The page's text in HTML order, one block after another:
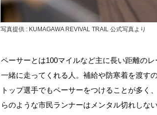
写真提供 : KUMAGAWA REVIVAL TRAIL 公式写真より
ペーサーとは100マイルなど主に長い距離の
一緒に走ってくれる人。補給や防寒着を渡す
トップ選手でもペーサーをつけることが多く
らのような市民ランナーはメンタル切れしな